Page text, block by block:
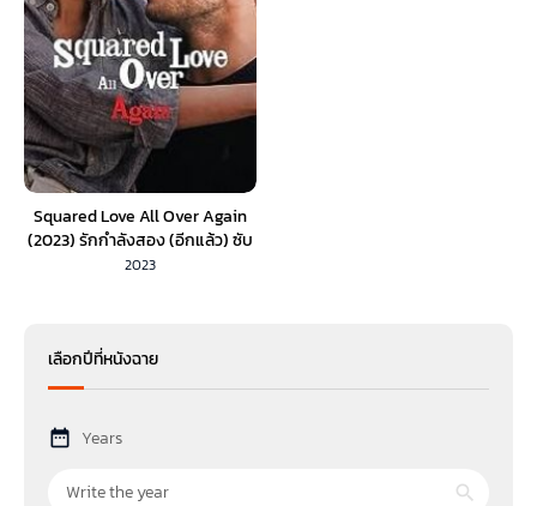
Squared Love All Over Again
(2023) รักกำลังสอง (อีกแล้ว) ซับ
ไทย
2023
เลือกปีที่หนังฉาย
Years